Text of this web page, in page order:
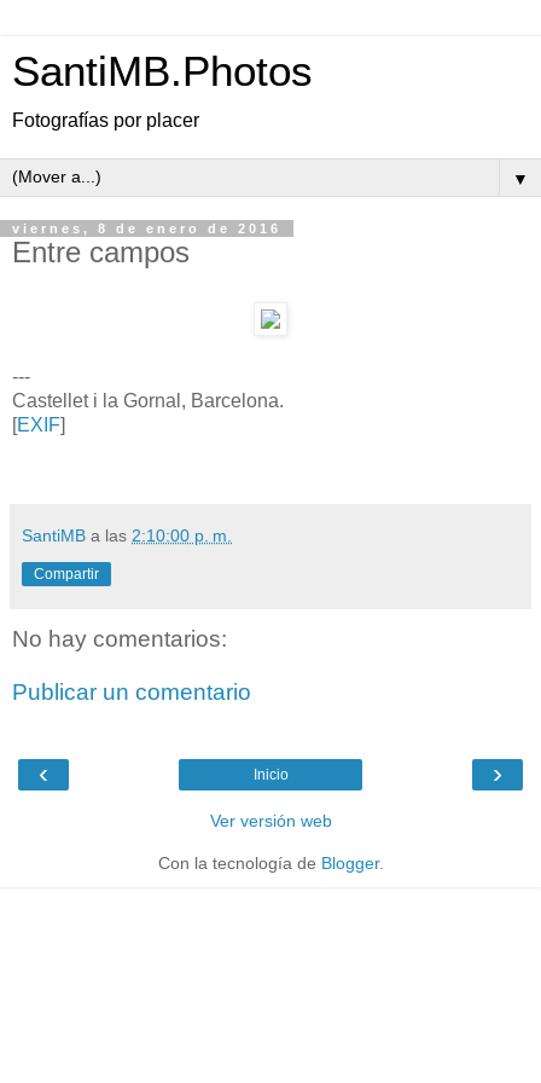
SantiMB.Photos
Fotografías por placer
▼
viernes, 8 de enero de 2016
Entre campos
---
Castellet i la Gornal, Barcelona.
[EXIF]
SantiMB a las 2:10:00 p. m.
Compartir
No hay comentarios:
Publicar un comentario
‹ ›
Inicio
Ver versión web
Con la tecnología de Blogger.